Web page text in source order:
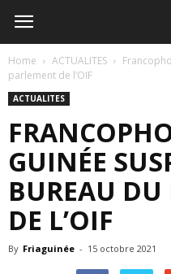
Home ACTUALITES
parlement de l’OIF
ACTUALITES
GUINÉE
BUREAU
DE L’OIF
By Friaguinée - 15 octobre 2021